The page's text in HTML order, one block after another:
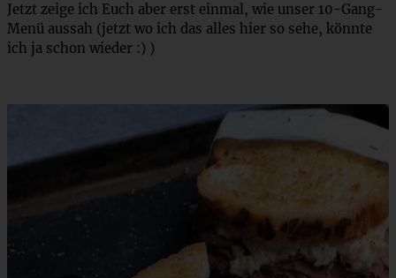
Jetzt zeige ich Euch aber erst einmal, wie unser 10-Gang-
Menü aussah (jetzt wo ich das alles hier so sehe, könnte
ich ja schon wieder :) )